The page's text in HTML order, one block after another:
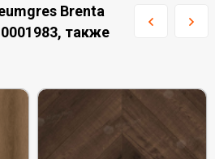
Brenta
также